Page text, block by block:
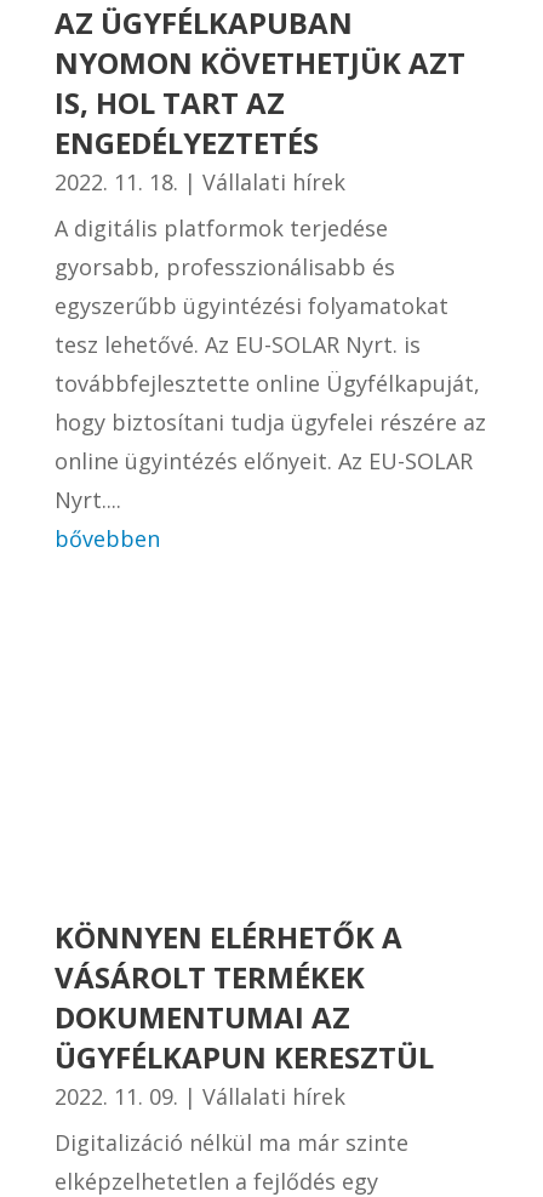
AZ ÜGYFÉLKAPUBAN
NYOMON KÖVETHETJÜK AZT
IS, HOL TART AZ
ENGEDÉLYEZTETÉS
2022. 11. 18. | Vállalati hírek
A digitális platformok terjedése
gyorsabb, professzionálisabb és
egyszerűbb ügyintézési folyamatokat
tesz lehetővé. Az EU-SOLAR Nyrt. is
továbbfejlesztette online Ügyfélkapuját,
hogy biztosítani tudja ügyfelei részére az
online ügyintézés előnyeit. Az EU-SOLAR
Nyrt....
bővebben
KÖNNYEN ELÉRHETŐK A
VÁSÁROLT TERMÉKEK
DOKUMENTUMAI AZ
ÜGYFÉLKAPUN KERESZTÜL
2022. 11. 09. | Vállalati hírek
Digitalizáció nélkül ma már szinte
elképzelhetetlen a fejlődés egy